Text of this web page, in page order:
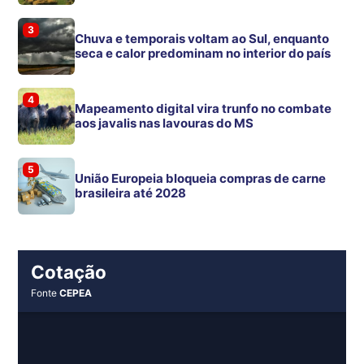
3
Chuva e temporais voltam ao Sul, enquanto
seca e calor predominam no interior do país
4
Mapeamento digital vira trunfo no combate
aos javalis nas lavouras do MS
5
União Europeia bloqueia compras de carne
brasileira até 2028
Cotação
FonteCEPEA